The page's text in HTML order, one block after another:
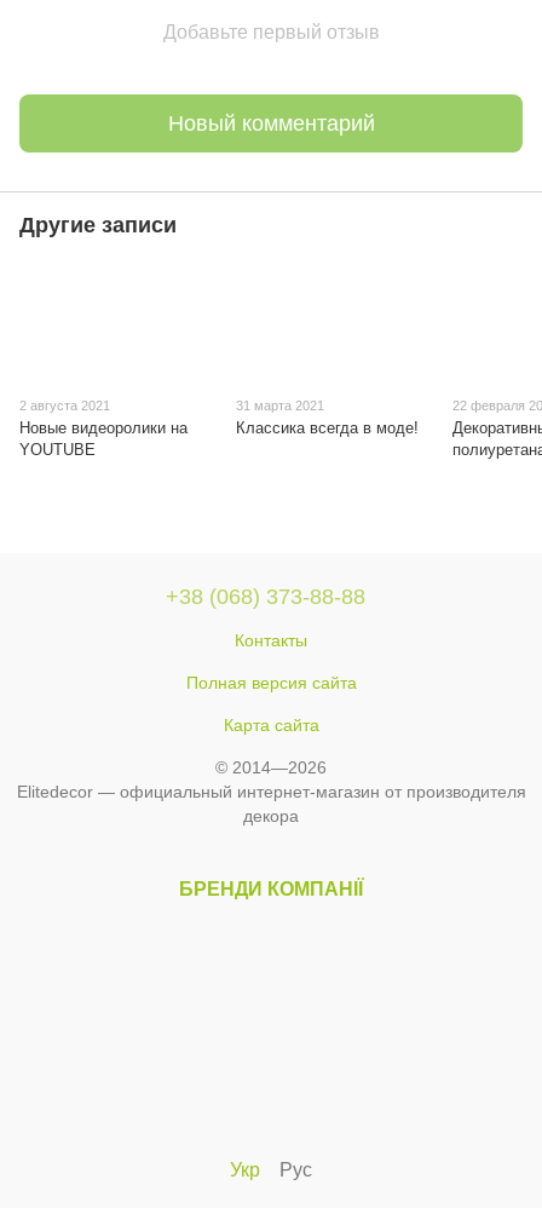
Добавьте первый отзыв
Новый комментарий
Другие записи
2 августа 2021
Новые видеоролики на
YOUTUBE
31 марта 2021
Классика всегда в моде!
22 февраля
+38 (068) 373-88-88
Контакты
Полная версия сайта
Карта сайта
© 2014—2026
Elitedecor — официальный интернет-магазин от производителя
декора
БРЕНДИ КОМПАНІЇ
Укр Рус